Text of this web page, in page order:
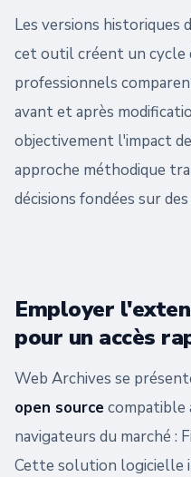
Les versions historiques
cet outil créent un cycle
professionnels
avant et après
objectivement l'impact
approche méthodique
décisions fondées sur
Employer
pour un accès
Web Archives se
open sourcecompatible
navigateurs du marché :
Cette solution logicielle